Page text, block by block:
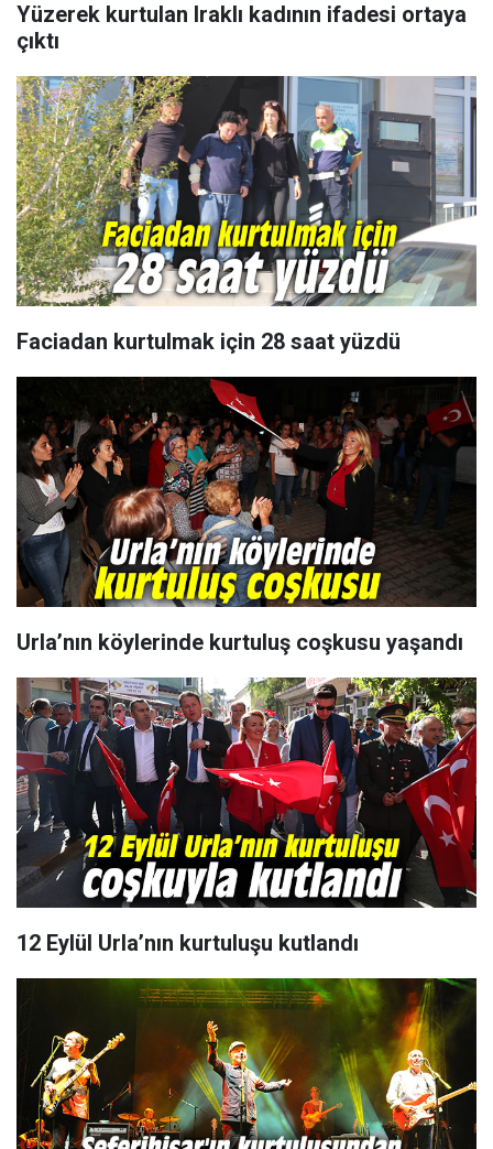
Yüzerek kurtulan Iraklı kadının ifadesi ortaya
çıktı
Faciadan kurtulmak için 28 saat yüzdü
Urla’nın köylerinde kurtuluş coşkusu yaşandı
12 Eylül Urla’nın kurtuluşu kutlandı